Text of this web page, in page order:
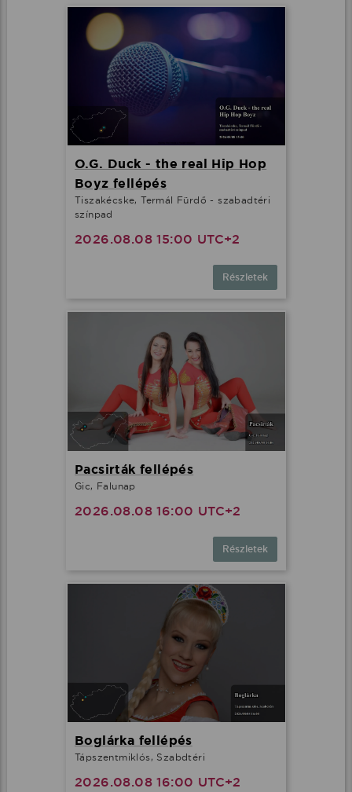
O.G. Duck - the real Hip Hop
Boyz fellépés
Tiszakécske, Termál Fürdő - szabadtéri
színpad
2026.08.08 15:00 UTC+2
Részletek
Pacsirták fellépés
Gic, Falunap
2026.08.08 16:00 UTC+2
Részletek
Boglárka fellépés
Tápszentmiklós, Szabdtéri
2026.08.08 16:00 UTC+2